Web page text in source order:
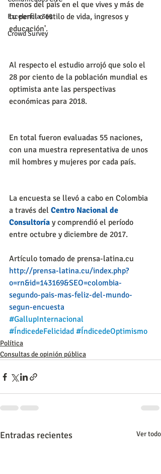
Excelencia 360
Crowd Survey
menos del país en el que vives y más de
tu perfil o estilo de vida, ingresos y
educación'.
Al respecto el estudio arrojó que solo el
28 por ciento de la población mundial es
optimista ante las perspectivas
económicas para 2018.
En total fueron evaluadas 55 naciones,
con una muestra representativa de unos
mil hombres y mujeres por cada país.
La encuesta se llevó a cabo en Colombia
a través del Centro Nacional de
Consultoría y comprendió el período
entre octubre y diciembre de 2017.
Artículo tomado de prensa-latina.cu
http://prensa-latina.cu/index.php?
o=rn&id=143169&SEO=colombia-
segundo-pais-mas-feliz-del-mundo-
segun-encuesta
#GallupInternacional
#ÍndicedeFelicidad #ÍndicedeOptimismo
Política
Consultas de opinión pública
Entradas recientes Ver todo